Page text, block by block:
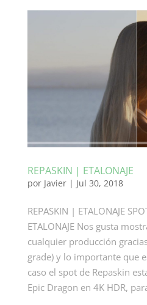
REPASKIN | ETALONAJE
por Javier| Jul 30, 2018
REPASKIN | ETALONAJE
ETALONAJE Nos gusta
cualquier producción
grade) y lo importante que
caso el spot de Repaskin
Epic Dragon en 4K HDR,